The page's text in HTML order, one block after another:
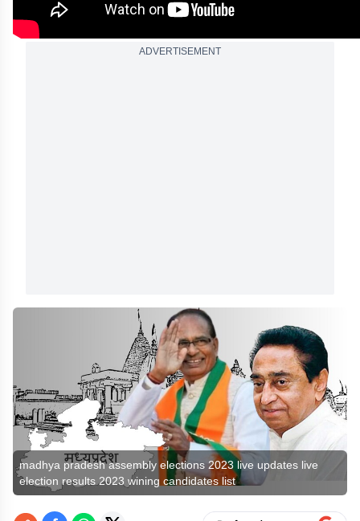
ADVERTISEMENT
madhya pradesh assembly elections 2023 live updates live
election results 2023 wining candidates list